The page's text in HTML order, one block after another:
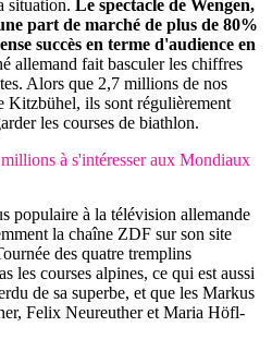
situation. Le spectacle de Wengen,
part de marché de plus de 80%
succès en terme d'audience en
allemand fait basculer les chiffres
Alors que 2,7 millions de nos
Kitzbühel, ils sont régulièrement
les courses de biathlon.
à s'intéresser aux Mondiaux
populaire à la télévision allemande
la chaîne ZDF sur son site
des quatre tremplins
les courses alpines, ce qui est aussi
de sa superbe, et que les Markus
Felix Neureuther et Maria Höfl-